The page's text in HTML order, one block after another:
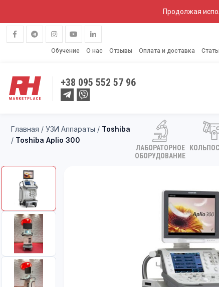
Продолжая
Обучение О нас Отзывы Оплата и доставка
+38 095 552 57 96
ЛАБОРАТОРНОЕ
ОБОРУДОВАНИЕ
Главная / УЗИ Аппараты / Toshiba
/ Toshiba Aplio 300